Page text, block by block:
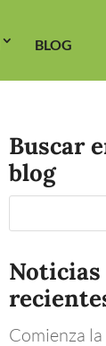
BLOG
Buscar
blog
Noticias
Comienza